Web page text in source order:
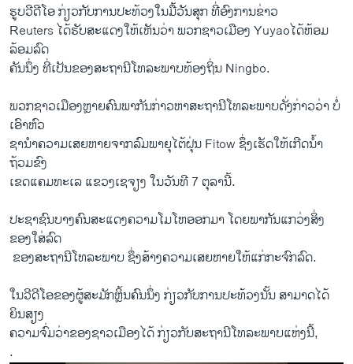
ຮູບ​ວີ​ດີໂອ ກ່ຽວ​ກັບ​ການ​ປະ​ທ້ວງ​ໃນມື້​ວັນ​ສຸກ ທີ່​ອົງການ​ຂ່າວ
Reuters ​ໄດ້​ຮັບສະແດງ​ໃຫ້​ເຫັນ​ວ່າ ພວກ​ຊາວ​ເມືອງ Yuyaoໄດ້​ຫ້ອມ​
ລ້ອມ​ລົດ
​ຄັນ​ນຶ່ງ ​ທີ່​ເປັນ​ຂອງສະຖານີ​ໂທລະພາບ​ທ້ອງ​ຖິ່ນ Ningbo.
ພວກ​ຊາວ​ເມືອງ​ຫຼາຍ​ຄົນ​ພາກັນ​ກ່າວ​ຫາ​ສະຖານີ​ໂທລະພາບ​ດັ່ງກ່າວ​ວ່າ ບໍ່​
ເອົາຫົວ
ຊານຳ​ຄວາມ​ເສຍ​ຫາຍ​ຈາກ​ລົມພາຍຸ​ໄຕ້ຝຸ່ນ Fitow ຊຶ່ງ​ເຮັດ​ໃຫ້​ເກີດ​ນໍ້າ​
ຖ້ວມ​ຂົງ​
ເຂດ​ແຄມ​ທະ​ເລ ​ແຂວງ​ເຊ​ຈຽງ ​ໃນ​ວັນ​ທີ 7 ຕຸລາ​ນີ້.
ປະຊາຊົນ​ບາງ​ຄົນສະ​ແດງ​ຄວາມ​ໂມ​ໂຫອອກ​ມາ ​ໂດຍ​ພາກັນ​ແກວ່ງສິ່ງ​
ຂອງ​ໃສ່​ລົດ
​ ​ຂອງ​ສະຖານີ​ໂທລະພາບ ຊຶ່ງ​ສ້າງ​ຄວາມ​ເສຍ​ຫາຍ​ໃຫ້​ແກ່​ກະຈົກ​ລົດ.
​ໃນ​ວີ​ດີ​ໂອຂອງ​ຜູ້​ສະມັກ​ຫຼິ້ນ​ຄົນ​ນຶ່ງ ​ກ່ຽວ​ກັບ​ການ​ປະ​ທ້ວງນັ້ນ ​ສາມາດ​ໄດ້​
ຍິນ​ສຽງ​
ຄວາມຈົ່ມ​ວ່າ​ຂອງ​ຊາວ​ເມືອງ​ໄດ້ ກ່ຽວ​ກັບ​ສະຖານີໂທລະພາບ​ແຫ່ງ​ນີ້,
.